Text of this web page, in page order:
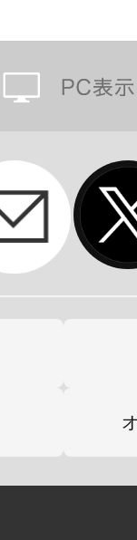
」や「グ
象的な必
ルソドラ
属致しま
を再現可能
ることで